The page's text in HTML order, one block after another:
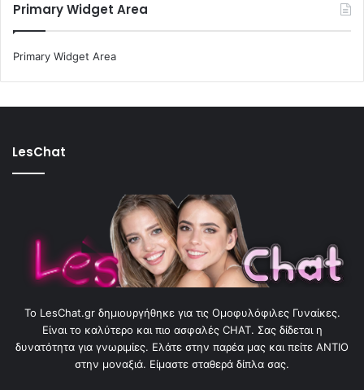
Primary Widget Area
Primary Widget Area
LesChat
To LesChat.gr δημιουργήθηκε για τις Ομοφυλόφιλες Γυναίκες.
Είναι το καλύτερο και πιο ασφαλές CHAT. Σας δίδεται η
δυνατότητα για γνωριμίες. Ελάτε στην παρέα μας και πείτε ΑΝΤΙΟ
στην μοναξιά. Είμαστε σταθερά δίπλα σας.